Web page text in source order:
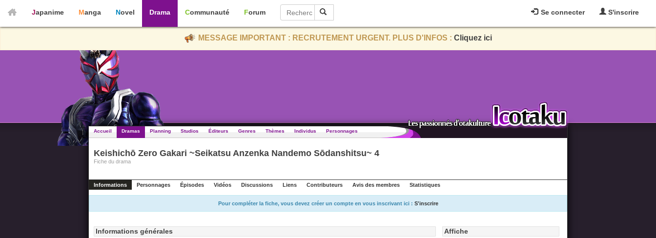
Se connecter S'inscrire
Japanime Manga Novel Drama Communauté Forum
MESSAGE IMPORTANT : RECRUTEMENT URGENT. PLUS D'INFOS : Cliquez ici
Accueil Dramas Planning Studios Éditeurs Genres Thèmes Individus Personnages
Keishichō Zero Gakari ~Seikatsu Anzenka Nandemo Sōdanshitsu~ 4
Fiche du drama
Informations Personnages Épisodes Vidéos Discussions Liens Contributeurs Avis des membres Statistiques
Pour compléter la fiche, vous devez créer un compte en vous inscrivant ici : S'inscrire
Affiche
Informations générales